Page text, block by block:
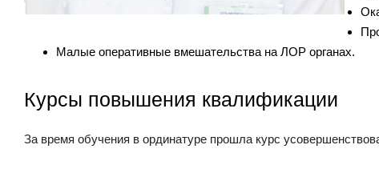
Малые оперативные вмешательства на ЛОР органах.
Курсы повышения квалификации
За время обучения в ординатуре прошла курс